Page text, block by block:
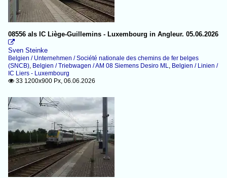
08556 als IC Liège-Guillemins - Luxembourg in Angleur. 05.06.2026

Sven Steinke
Belgien / Unternehmen / Société nationale des chemins de fer belges
(SNCB), Belgien / Triebwagen / AM 08 Siemens Desiro ML, Belgien / Linien /
IC Liers - Luxembourg
 33 1200x900 Px, 06.06.2026